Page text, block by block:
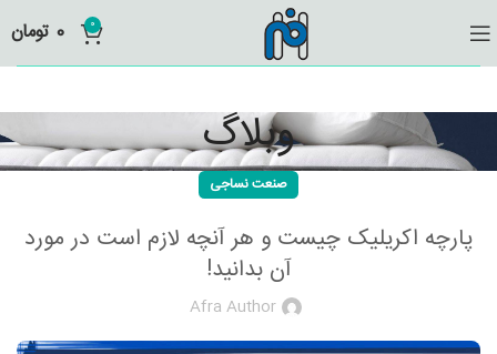
0
0 تومان
وبلاگ
صنعت نساجی
پارچه اکریلیک چیست و هر آنچه لازم است در مورد
آن بدانید!
Afra Author